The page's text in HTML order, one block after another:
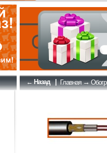
← Назад | Главная→